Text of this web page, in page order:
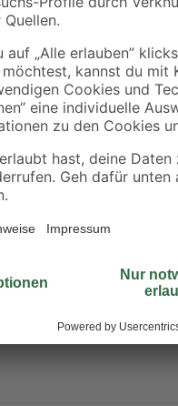
12,99
25,98 € / Liter